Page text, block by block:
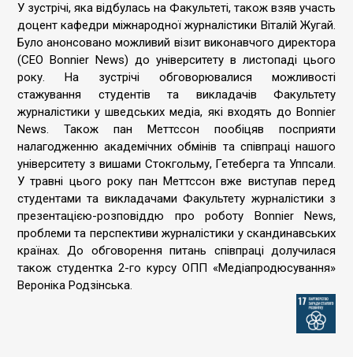
У зустрічі, яка відбулась на Факультеті, також взяв участь
доцент кафедри міжнародної журналістики Віталій Жугай.
Було анонсовано можливий візит виконавчого директора
(CEO Bonnier News) до університету в листопаді цього
року. На зустрічі обговорювалися можливості
стажування студентів та викладачів Факультету
журналістики у шведських медіа, які входять до Bonnier
News. Також пан Меттссон пообіцяв посприяти
налагодженню академічних обмінів та співпраці нашого
університету з вишами Стокгольму, Гетеберга та Уппсали.
У травні цього року пан Меттссон вже виступав перед
студентами та викладачами Факультету журналістики з
презентацією-розповіддю про роботу Bonnier News,
проблеми та перспективи журналістики у скандинавських
країнах. До обговорення питань співпраці долучилася
також студентка 2-го курсу ОПП «Медіапродюсування»
Вероніка Родзінська.